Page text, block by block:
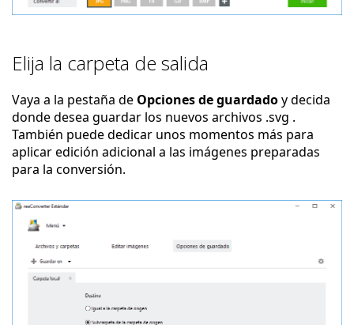
Elija la carpeta de salida
Vaya a la pestaña de Opciones de guardadoy decida
donde desea guardar los nuevos archivos .svg .
También puede dedicar unos momentos más para
aplicar edición adicional a las imágenes preparadas
para la conversión.